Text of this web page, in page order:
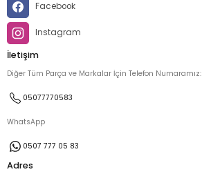
Facebook
Instagram
İletişim
Diğer Tüm Parça ve Markalar İçin Telefon Numaramız:
05077770583
WhatsApp
0507 777 05 83
Adres